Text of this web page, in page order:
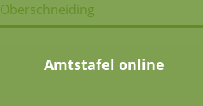
Oberschneiding
Amtstafel online